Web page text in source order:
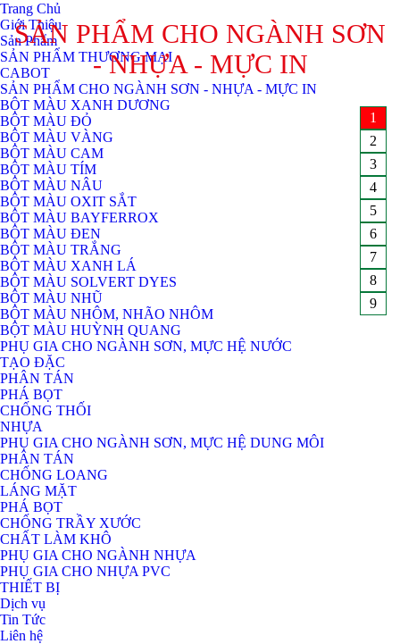
Trang Chủ
Giới Thiệu
Sản Phẩm
SẢN PHẨM THƯƠNG MẠI
CABOT
SẢN PHẨM CHO NGÀNH SƠN - NHỰA - MỰC IN
BỘT MÀU XANH DƯƠNG
BỘT MÀU ĐỎ
BỘT MÀU VÀNG
BỘT MÀU CAM
BỘT MÀU TÍM
BỘT MÀU NÂU
BỘT MÀU OXIT SẮT
BỘT MÀU BAYFERROX
BỘT MÀU ĐEN
BỘT MÀU TRẮNG
BỘT MÀU XANH LÁ
BỘT MÀU SOLVERT DYES
BỘT MÀU NHŨ
BỘT MÀU NHÔM, NHÃO NHÔM
BỘT MÀU HUỲNH QUANG
PHỤ GIA CHO NGÀNH SƠN, MỰC HỆ NƯỚC
TẠO ĐẶC
PHÂN TÁN
PHÁ BỌT
CHỐNG THỐI
NHỰA
PHỤ GIA CHO NGÀNH SƠN, MỰC HỆ DUNG MÔI
PHÂN TÁN
CHỐNG LOANG
LÁNG MẶT
PHÁ BỌT
CHỐNG TRẦY XƯỚC
CHẤT LÀM KHÔ
PHỤ GIA CHO NGÀNH NHỰA
PHỤ GIA CHO NHỰA PVC
THIẾT BỊ
Dịch vụ
Tin Tức
Liên hệ
SẢN PHẨM CHO NGÀNH SƠN
- NHỰA - MỰC IN
1
2
3
4
5
6
7
8
9